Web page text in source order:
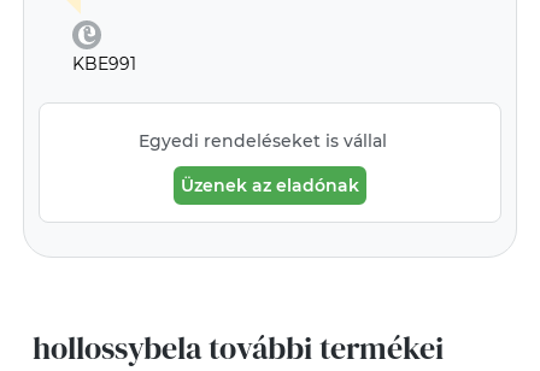
KBE991
Egyedi rendeléseket is vállal
Üzenek az eladónak
hollossybela további termékei